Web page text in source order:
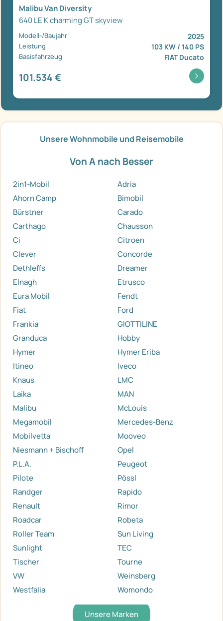
Malibu Van Diversity
640 LE K charming GT skyview
Modell-/Baujahr 2025
Leistung 103 KW / 140 PS
Basisfahrzeug FIAT Ducato
101.534 €
Unsere Wohnmobile und Reisemobile
Von A nach Besser
2in1-Mobil
Adria
Ahorn Camp
Bimobil
Bürstner
Carado
Carthago
Chausson
Ci
Citroen
Clever
Concorde
Dethleffs
Dreamer
Elnagh
Etrusco
Eura Mobil
Fendt
Fiat
Ford
Frankia
GIOTTILINE
Granduca
Hobby
Hymer
Hymer Eriba
Itineo
Iveco
Knaus
LMC
Laika
MAN
Malibu
McLouis
Megamobil
Mercedes-Benz
Mobilvetta
Mooveo
Niesmann + Bischoff
Opel
P.L.A.
Peugeot
Pilote
Pössl
Randger
Rapido
Renault
Rimor
Roadcar
Robeta
Roller Team
Sun Living
Sunlight
TEC
Tischer
Tourne
VW
Weinsberg
Westfalia
Womondo
Unsere Marken